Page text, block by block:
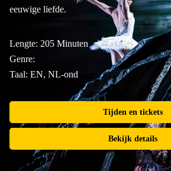
eeuwige liefde.
Lengte: 205 Minuten
Genre:
Taal: EN, NL-ond
Tijden en tickets
Bekijk details